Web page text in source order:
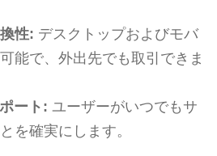
性: デスクトップおよびモバ
能で、外出先でも取引できま
ート: ユーザーがいつでもサ
を確実にします。